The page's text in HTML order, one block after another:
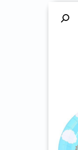
סדר לפסח